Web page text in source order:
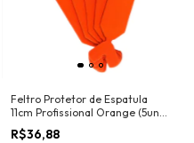
Feltro Protetor de Espatula
11cm Profissional Orange (5und)
1018.O Joker
R$36,88